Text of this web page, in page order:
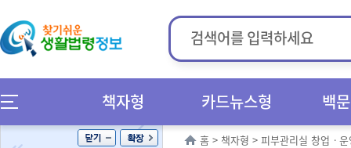
책자형 카드뉴스형 백
홈 > 책자형 > 피부관리실 창업ㆍ